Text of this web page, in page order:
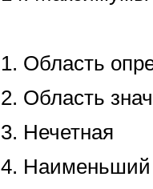
1. Область
2. Область
3. Нечетная
4. Наименьший